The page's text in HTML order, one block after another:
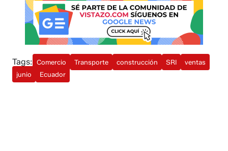
Tags: Comercio Transporte construcción SRI
ventas
junio
Ecuador